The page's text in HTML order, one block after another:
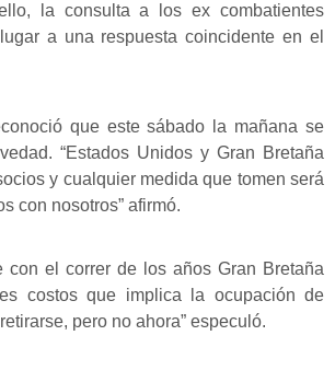
la consulta a los ex combatientes
a una respuesta coincidente en el
que este sábado la mañana se
“Estados Unidos y Gran Bretaña
y cualquier medida que tomen será
con nosotros” afirmó.
con el correr de los años Gran Bretaña
costos que implica la ocupación de
pero no ahora” especuló.